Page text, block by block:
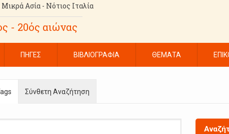
Ασία - Νότιος Ιταλία
- 20ός αιώνας
ΠΗΓΕΣ ΒΙΒΛΙΟΓΡΑΦΙΑ ΘΕΜΑΤΑ
Σύνθετη Αναζήτηση